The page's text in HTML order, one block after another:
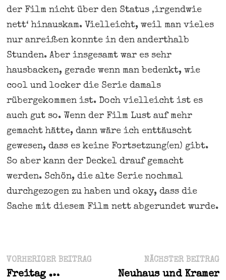
der Film nicht über den Status ‚irgendwie
nett‘ hinauskam. Vielleicht, weil man vieles
nur anreißen konnte in den anderthalb
Stunden. Aber insgesamt war es sehr
hausbacken, gerade wenn man bedenkt, wie
cool und locker die Serie damals
rübergekommen ist. Doch vielleicht ist es
auch gut so. Wenn der Film Lust auf mehr
gemacht hätte, dann wäre ich enttäuscht
gewesen, dass es keine Fortsetzung(en) gibt.
So aber kann der Deckel drauf gemacht
werden. Schön, die alte Serie nochmal
durchgezogen zu haben und okay, dass die
Sache mit diesem Film nett abgerundet wurde.
Beitragsnavigation
VORHERIGER BEITRAGVorheriger
Beitrag:
Freitag …
NÄCHSTER BEITRAG
Neuhaus und Kramer